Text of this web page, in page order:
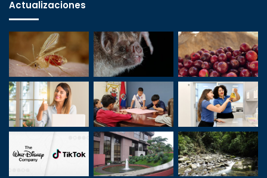
Actualizaciones